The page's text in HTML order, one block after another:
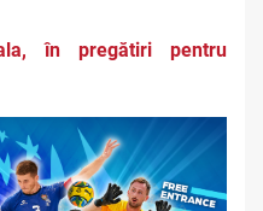
în pregătiri pentru